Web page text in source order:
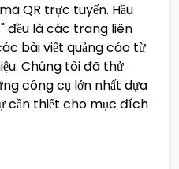
QR trực tuyến. Hầu
đều là các trang liên
bài viết quảng cáo từ
Chúng tôi đã thử
công cụ lớn nhất dựa
cần thiết cho mục đích